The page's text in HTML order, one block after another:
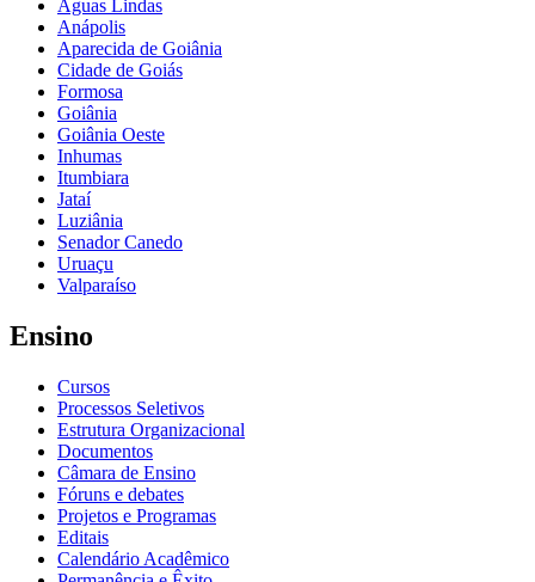
Águas Lindas
Anápolis
Aparecida de Goiânia
Cidade de Goiás
Formosa
Goiânia
Goiânia Oeste
Inhumas
Itumbiara
Jataí
Luziânia
Senador Canedo
Uruaçu
Valparaíso
Ensino
Cursos
Processos Seletivos
Estrutura Organizacional
Documentos
Câmara de Ensino
Fóruns e debates
Projetos e Programas
Editais
Calendário Acadêmico